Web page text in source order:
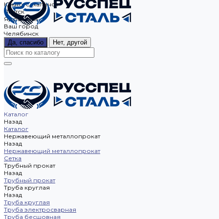
Южно-Сахалинск
Якутск
Ярославль
Ваш город
Челябинск
Да, спасибо
Нет, другой
Каталог
Назад
Каталог
Нержавеющий металлопрокат
Назад
Нержавеющий металлопрокат
Сетка
Трубный прокат
Назад
Трубный прокат
Труба круглая
Назад
Труба круглая
Труба электросварная
Труба бесшовная